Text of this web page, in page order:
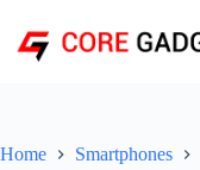
content
Home Smartphones